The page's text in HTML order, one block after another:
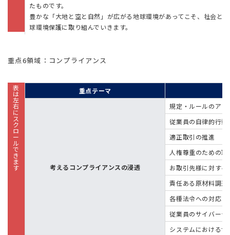
たものです。
豊かな「大地と空と自然」が広がる地球環境があってこそ、社会と
球環境保護に取り組んでいきます。
重点6領域：コンプライアンス
重点テーマ
考えるコンプライアンスの浸透
規定・ルールのア
従業員の自律的行
適正取引の推進
人権尊重のための
お取引先様に対す
責任ある原材料調達
各種法令への対応
従業員のサイバー
システムにおける